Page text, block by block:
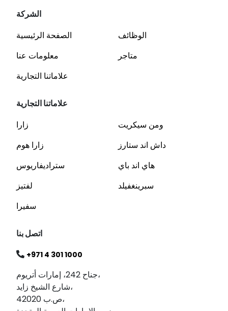
الشركة
الصفحة الرئيسية
معلومات عنا
علاماتنا التجارية
الوظائف
متاجر
علاماتنا التجارية
زارا
زارا هوم
ستراديفاريوس
لفتيز
سفيرا
ومن سيكريت
داش اند ستارز
هاي اند باي
سبرينغفيلد
اتصل بنا
+971 4 301 1000
جناح 242، إمارات أتريوم،
شارع الشيخ زايد،
ص.ب 42020،